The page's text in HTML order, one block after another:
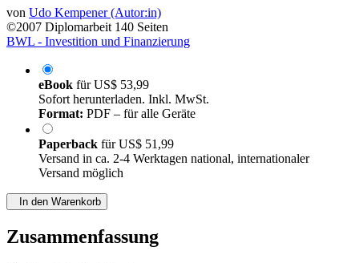
von Udo Kempener (Autor:in)
©2007 Diplomarbeit 140 Seiten
BWL - Investition und Finanzierung
eBook fürUS$ 53,99
Sofort herunterladen. Inkl. MwSt.
Format: PDF – für alle Geräte
Paperback fürUS$ 51,99
Versand in ca. 2-4 Werktagen national, internationaler
Versand möglich
In den Warenkorb
Zusammenfassung